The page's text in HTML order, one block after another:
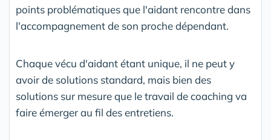
points problématiques que l'aidant rencontre dans
l'accompagnement de son proche dépendant.
Chaque vécu d'aidant étant unique, il ne peut y
avoir de solutions standard, mais bien des
solutions sur mesure que le travail de coaching va
faire émerger au fil des entretiens.